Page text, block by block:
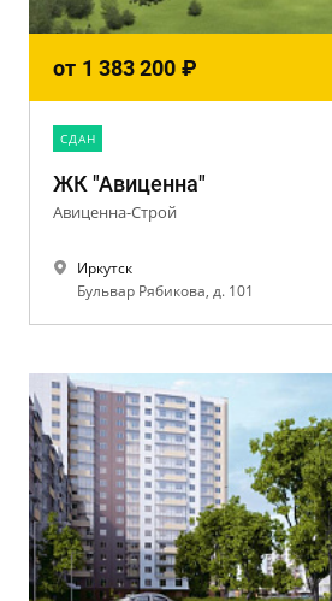
от 1 383 200 ₽
CДАН
ЖК "Авиценна"
Авиценна-Строй
Иркутск
Бульвар Рябикова, д. 101